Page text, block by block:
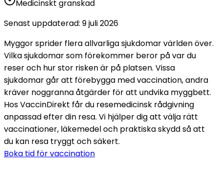
Medicinskt granskad
Senast uppdaterad: 9 juli 2026
Myggor sprider flera allvarliga sjukdomar världen över.
Vilka sjukdomar som förekommer beror på var du
reser och hur stor risken är på platsen. Vissa
sjukdomar går att förebygga med vaccination, andra
kräver noggranna åtgärder för att undvika myggbett.
Hos VaccinDirekt får du resemedicinsk rådgivning
anpassad efter din resa. Vi hjälper dig att välja rätt
vaccinationer, läkemedel och praktiska skydd så att
du kan resa tryggt och säkert.
Boka tid för vaccination